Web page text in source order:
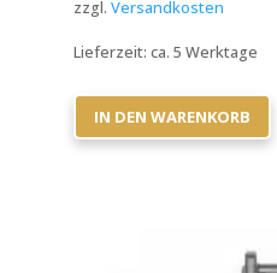
zzgl. Versandkosten
Lieferzeit: ca. 5 Werktage
IN DEN WARENKORB